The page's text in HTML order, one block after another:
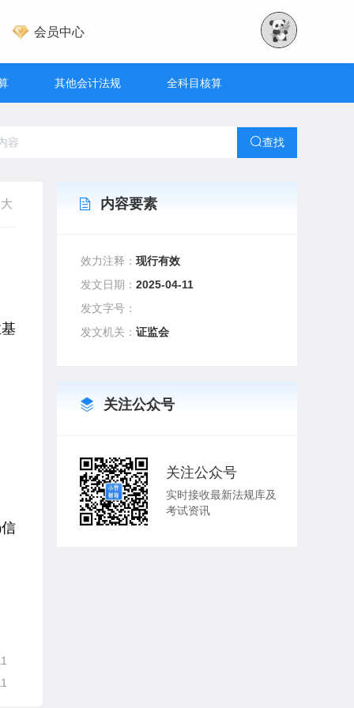
会员中心
其他会计法规 全科目核算
查找
内容要素
效力注释：现行有效
发文日期：2025-04-11
发文字号：
发文机关：证监会
关注公众号
关注公众号
实时接收最新法规库及
考试资讯
大